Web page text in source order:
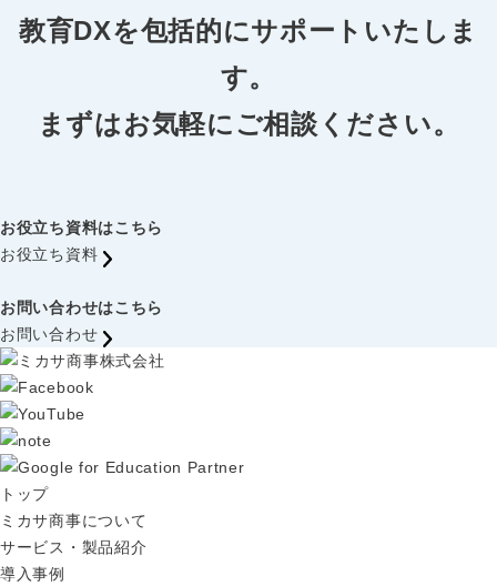
教育DXを包括的にサポートいたしま
す。
まずはお気軽にご相談ください。
お役立ち資料はこちら
お役立ち資料
お問い合わせはこちら
お問い合わせ
トップ
ミカサ商事について
サービス・製品紹介
導入事例